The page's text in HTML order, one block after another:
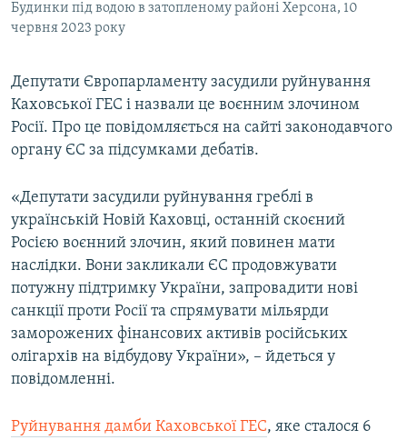
ІНФОГРАФІКА
ДОЛУЧАЙСЯ!
Усі сайти RFE/RL
Будинки під водою в затопленому районі Херсона, 10
червня 2023 року
Депутати Європарламенту засудили руйнування
Каховської ГЕС і назвали це воєнним злочином
Росії. Про це повідомляється на сайті законодавчого
органу ЄС за підсумками дебатів.
«Депутати засудили руйнування греблі в
українській Новій Каховці, останній скоєний
Росією воєнний злочин, який повинен мати
наслідки. Вони закликали ЄС продовжувати
потужну підтримку України, запровадити нові
санкції проти Росії та спрямувати мільярди
заморожених фінансових активів російських
олігархів на відбудову України», – йдеться у
повідомленні.
Руйнування дамби Каховської ГЕС, яке сталося 6